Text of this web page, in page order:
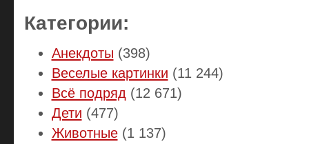
Категории:
Анекдоты (398)
Веселые картинки (11 244)
Всё подряд (12 671)
Дети (477)
Животные(1 137)